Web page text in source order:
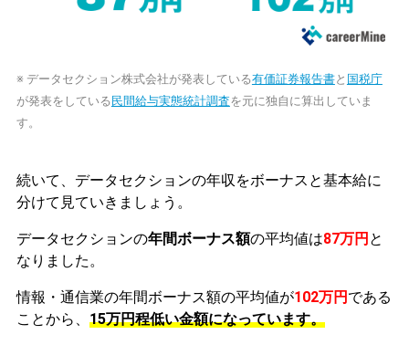
※ データセクション株式会社が発表している有価証券報告書と 国税庁
が発表をしている 民間給与実態統計調査を元に独自に算出していま
す。
続いて、データセクションの年収をボーナスと基本給に
分けて見ていきましょう。
データセクションの年間ボーナス額の平均値は87万円 と
なりました。
情報・通信業の年間ボーナス額の平均値が102万円 である
ことから、 15万円程低い金額になっています。